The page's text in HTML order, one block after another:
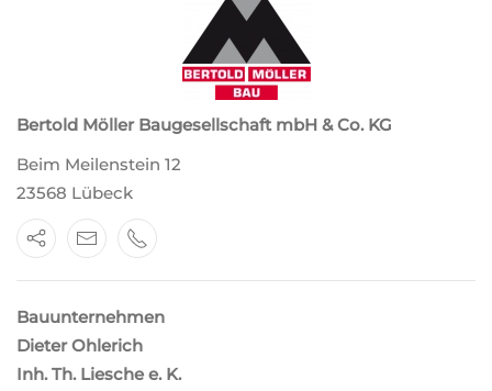
Bertold Möller Baugesellschaft mbH & Co. KG
Beim Meilenstein 12
23568 Lübeck
Bauunternehmen
Dieter Ohlerich
Inh. Th. Liesche e. K.